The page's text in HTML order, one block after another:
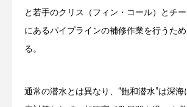
と若手のクリス（フィン・コール）とチ
にあるパイプラインの補修作業を行うた
る。
通常の潜水とは異なり、“飽和潜水”は深海